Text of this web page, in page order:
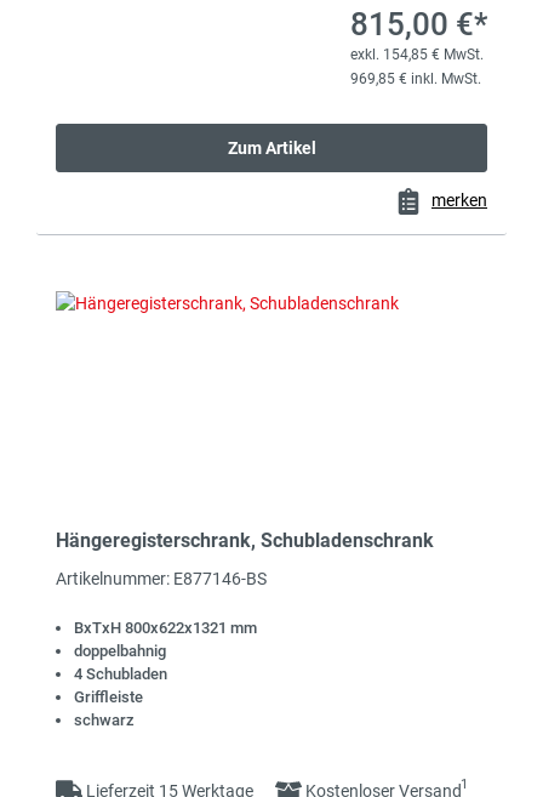
815,00 €*
exkl. 154,85 € MwSt.
969,85 € inkl. MwSt.
Zum Artikel
merken
Hängeregisterschrank, Schubladenschrank
Artikelnummer: E877146-BS
BxTxH 800x622x1321 mm
doppelbahnig
4 Schubladen
Griffleiste
schwarz
Lieferzeit 15 Werktage Kostenloser Versand1